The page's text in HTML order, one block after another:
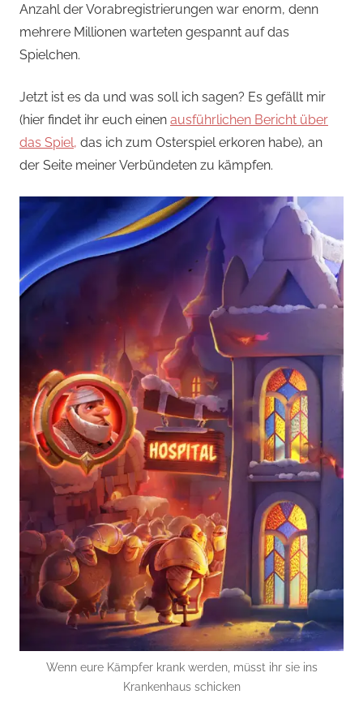
Anzahl der Vorabregistrierungen war enorm, denn
mehrere Millionen warteten gespannt auf das
Spielchen.
Jetzt ist es da und was soll ich sagen? Es gefällt mir
(hier findet ihr euch einen ausführlichen Bericht über
das Spiel, das ich zum Osterspiel erkoren habe), an
der Seite meiner Verbündeten zu kämpfen.
Wenn eure Kämpfer krank werden, müsst ihr sie ins
Krankenhaus schicken